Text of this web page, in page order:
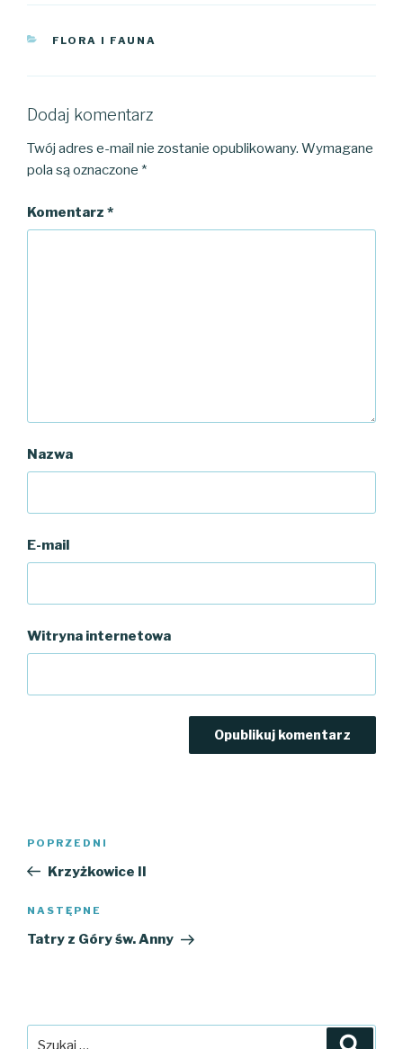
KATEGORIE
FLORA I FAUNA
Dodaj komentarz
Twój adres e-mail nie zostanie opublikowany. Wymagane
pola są oznaczone *
Komentarz *
Nazwa
E-mail
Witryna internetowa
Poprzedni
wpis
POPRZEDNI
Krzyżkowice II
Następny
wpis
NASTĘPNE
Tatry z Góry św. Anny